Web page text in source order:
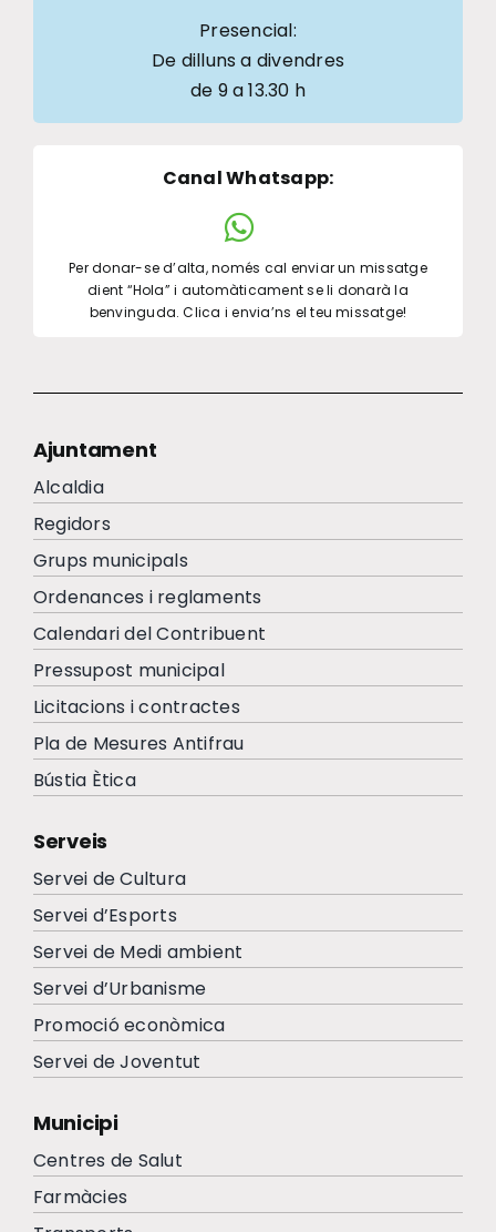
Presencial:
De dilluns a divendres
de 9 a 13.30 h
Canal Whatsapp:
Per donar-se d’alta, només cal enviar un missatge
dient “Hola” i automàticament se li donarà la
benvinguda. Clica i envia’ns el teu missatge!
Ajuntament
Alcaldia
Regidors
Grups municipals
Ordenances i reglaments
Calendari del Contribuent
Pressupost municipal
Licitacions i contractes
Pla de Mesures Antifrau
Bústia Ètica
Serveis
Servei de Cultura
Servei d’Esports
Servei de Medi ambient
Servei d’Urbanisme
Promoció econòmica
Servei de Joventut
Municipi
Centres de Salut
Farmàcies